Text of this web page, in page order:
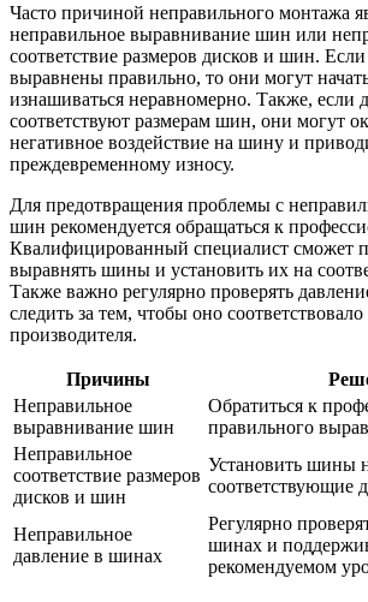
Часто причиной неправильного монтажа
неправильное выравнивание шин или
соответствие размеров дисков и шин.
выравнены правильно, то они могут
изнашиваться неравномерно. Также, если
соответствуют размерам шин, они могут
негативное воздействие на шину и
преждевременному износу.
Для предотвращения проблемы с
шин рекомендуется обращаться к
Квалифицированный специалист сможет
выравнять шины и установить их на
Также важно регулярно проверять
следить за тем, чтобы оно
производителя.
Причины
Неправильное
выравнивание шин
Обратиться к
правильного
Неправильное
соответствие размеров
дисков и шин
Установить шины
соответствующие
Неправильное
давление в шинах
Регулярно
шинах и
рекомендуемом